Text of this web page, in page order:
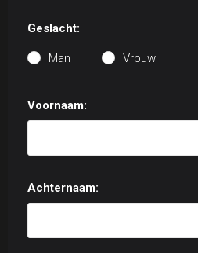
Geslacht:
Man Vrouw
Voornaam:
Achternaam: